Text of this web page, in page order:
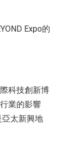
Expo的
科技創新博
業的影響
亞太新興地